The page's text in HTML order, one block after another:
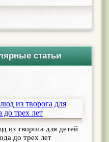
статьи
из творога для детей
до трех лет